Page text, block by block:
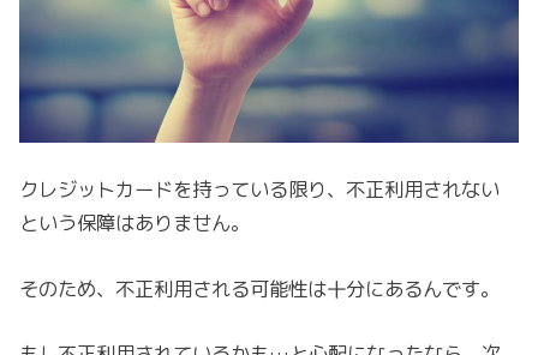
クレジットカードを持っている限り、不正利用されない
という保障はありません。
そのため、不正利用される可能性は十分にあるんです。